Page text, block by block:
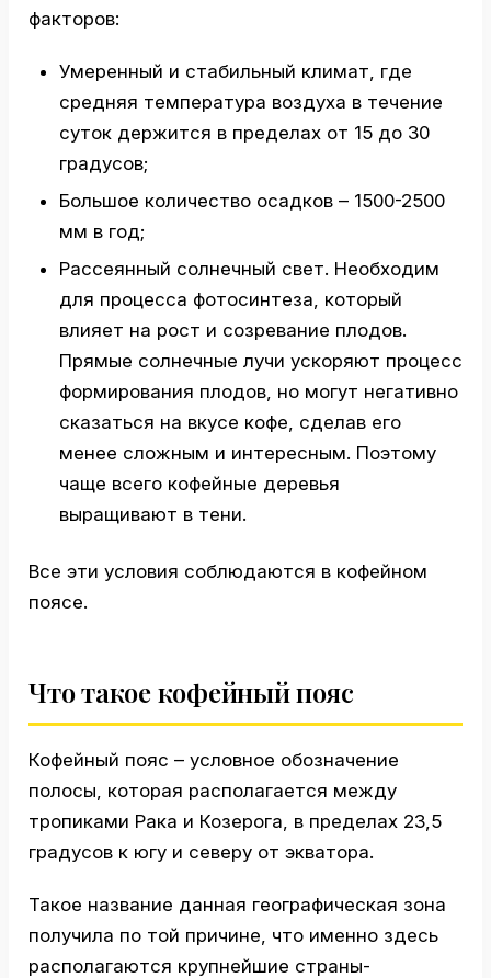
факторов:
Умеренный и стабильный климат, где
средняя температура воздуха в течение
суток держится в пределах от 15 до 30
градусов;
Большое количество осадков – 1500-2500
мм в год;
Рассеянный солнечный свет. Необходим
для процесса фотосинтеза, который
влияет на рост и созревание плодов.
Прямые солнечные лучи ускоряют процесс
формирования плодов, но могут негативно
сказаться на вкусе кофе, сделав его
менее сложным и интересным. Поэтому
чаще всего кофейные деревья
выращивают в тени.
Все эти условия соблюдаются в кофейном
поясе.
Что такое кофейный пояс
Кофейный пояс – условное обозначение
полосы, которая располагается между
тропиками Рака и Козерога, в пределах 23,5
градусов к югу и северу от экватора.
Такое название данная географическая зона
получила по той причине, что именно здесь
располагаются крупнейшие страны-